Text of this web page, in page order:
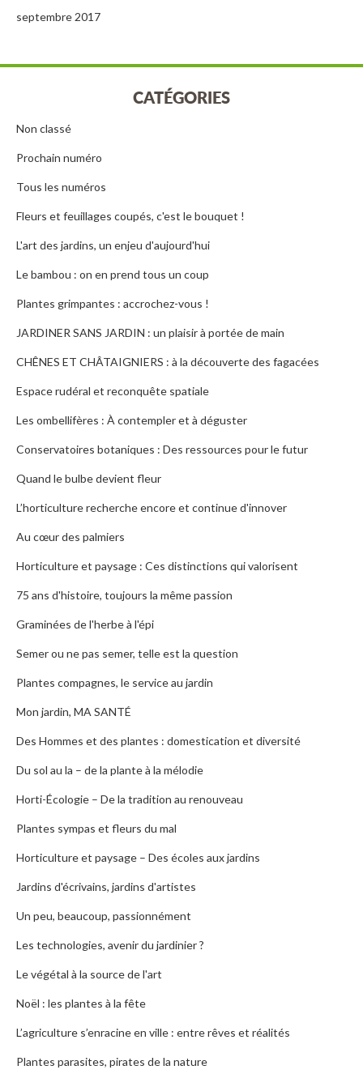
septembre 2017
CATÉGORIES
Non classé
Prochain numéro
Tous les numéros
Fleurs et feuillages coupés, c'est le bouquet !
L'art des jardins, un enjeu d'aujourd'hui
Le bambou : on en prend tous un coup
Plantes grimpantes : accrochez-vous !
JARDINER SANS JARDIN : un plaisir à portée de main
CHÊNES ET CHÂTAIGNIERS : à la découverte des fagacées
Espace rudéral et reconquête spatiale
Les ombellifères : À contempler et à déguster
Conservatoires botaniques : Des ressources pour le futur
Quand le bulbe devient fleur
L’horticulture recherche encore et continue d'innover
Au cœur des palmiers
Horticulture et paysage : Ces distinctions qui valorisent
75 ans d'histoire, toujours la même passion
Graminées de l'herbe à l'épi
Semer ou ne pas semer, telle est la question
Plantes compagnes, le service au jardin
Mon jardin, MA SANTÉ
Des Hommes et des plantes : domestication et diversité
Du sol au la – de la plante à la mélodie
Horti-Écologie – De la tradition au renouveau
Plantes sympas et fleurs du mal
Horticulture et paysage – Des écoles aux jardins
Jardins d'écrivains, jardins d'artistes
Un peu, beaucoup, passionnément
Les technologies, avenir du jardinier ?
Le végétal à la source de l'art
Noël : les plantes à la fête
L’agriculture s’enracine en ville : entre rêves et réalités
Plantes parasites, pirates de la nature